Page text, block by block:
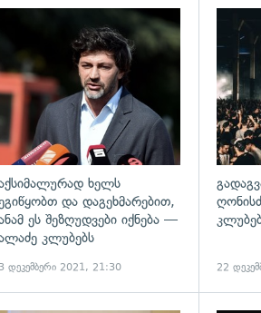
გადახედვა
ხელს
და დაგეხმარებით,
ეს შეზღუდვები იქნება —
კლუბებს
დეკემბერი 2021, 21:30 22